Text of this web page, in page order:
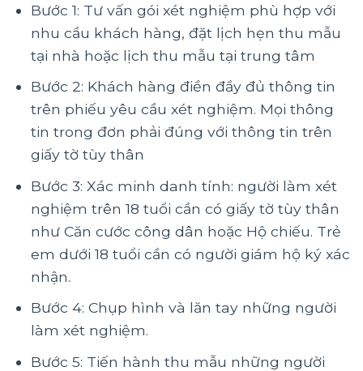
Bước 1: Tư vấn gói xét nghiệm phù hợp với
nhu cầu khách hàng, đặt lịch hẹn thu mẫu
tại nhà hoặc lịch thu mẫu tại trung tâm
Bước 2: Khách hàng điền đầy đủ thông tin
trên phiếu yêu cầu xét nghiệm. Mọi thông
tin trong đơn phải đúng với thông tin trên
giấy tờ tùy thân
Bước 3: Xác minh danh tính: người làm xét
nghiệm trên 18 tuổi cần có giấy tờ tùy thân
như Căn cước công dân hoặc Hộ chiếu. Trẻ
em dưới 18 tuổi cần có người giám hộ ký xác
nhận.
Bước 4: Chụp hình và lăn tay những người
làm xét nghiệm.
Bước 5: Tiến hành thu mẫu những người